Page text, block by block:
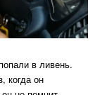
в ливень.
когда он